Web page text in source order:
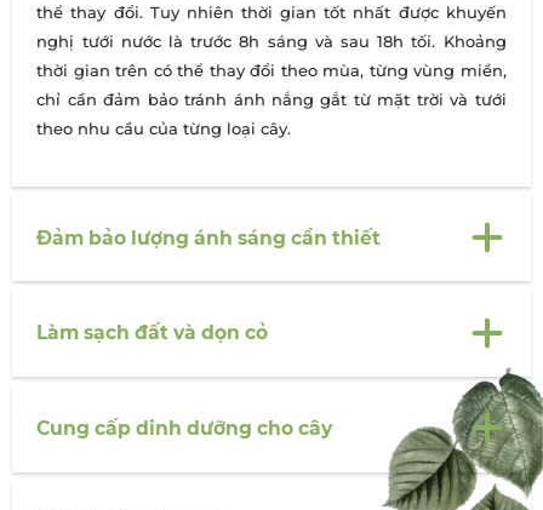
thể thay đổi. Tuy nhiên thời gian tốt nhất được khuyến
nghị tưới nước là trước 8h sáng và sau 18h tối. Khoảng
thời gian trên có thể thay đổi theo mùa, từng vùng miền,
chỉ cần đảm bảo tránh ánh nắng gắt từ mặt trời và tưới
theo nhu cầu của từng loại cây.
Đảm bảo lượng ánh sáng cần thiết
Làm sạch đất và dọn cỏ
Cung cấp dinh dưỡng cho cây